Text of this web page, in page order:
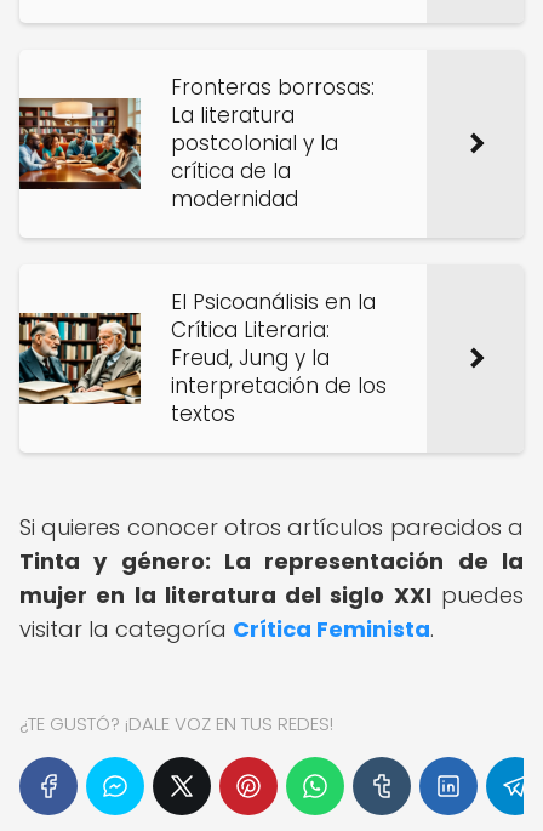
Fronteras borrosas:
La literatura
postcolonial y la
crítica de la
modernidad
El Psicoanálisis en la
Crítica Literaria:
Freud, Jung y la
interpretación de los
textos
Si quieres conocer otros artículos parecidos a
Tinta y género: La representación de la
mujer en la literatura del siglo XXIpuedes
visitar la categoría Crítica Feminista.
¿TE GUSTÓ? ¡DALE VOZ EN TUS REDES!